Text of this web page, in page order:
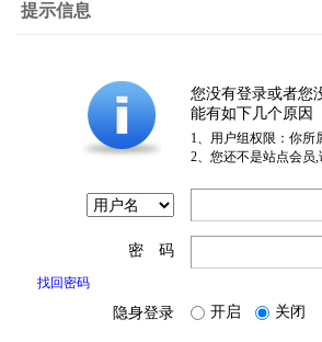
提示信息
您没有登录或者您
能有如下几个原因
1、用户组权限：你所
2、您还不是站点会员
密 码
找回密码
隐身登录 开启 关闭